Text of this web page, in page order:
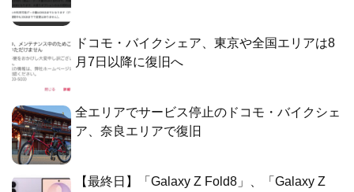
ドコモ・バイクシェア、東京や全国エリアは8
月7日以降に復旧へ
全エリアでサービス停止のドコモ・バイクシェ
ア、奈良エリアで復旧
【最終日】「Galaxy Z Fold8」、「Galaxy Z